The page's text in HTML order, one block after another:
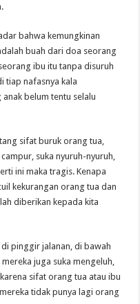
bahwa kemungkinan
buah dari doa seorang
ibu itu tanpa disuruh
tiap nafasnya kala
belum tentu selalu
sifat buruk orang tua,
suka nyuruh-nyuruh,
ini maka tragis. Kenapa
kekurangan orang tua dan
diberikan kepada kita
pinggir jalanan, di bawah
juga suka mengeluh,
sifat orang tua atau ibu
tidak punya lagi orang